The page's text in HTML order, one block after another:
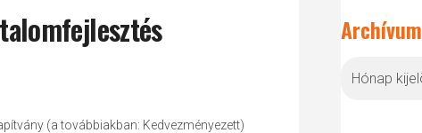
(a továbbiakban: Kedvezményezett)
Archívum